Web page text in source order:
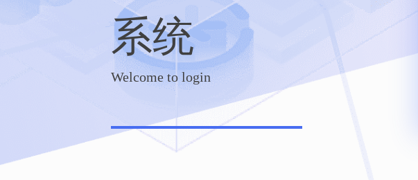
系统
Welcome to login